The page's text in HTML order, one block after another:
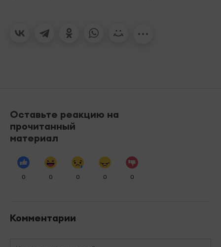
Оставьте реакцию на
прочитанный
материал
0 0 0 0 0
Комментарии